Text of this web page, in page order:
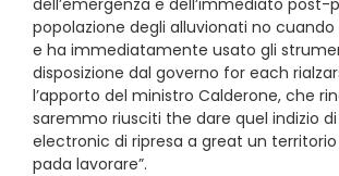
popolazione degli alluvionati no
e ha immediatamente usato gli
disposizione dal governo for each
l’apporto del ministro Calderone, che
saremmo riusciti the dare quel indizio
electronic di ripresa a great un
pada lavorare”.